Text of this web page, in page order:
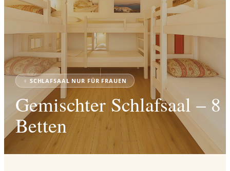
♀ SCHLAFSAAL NUR FÜR FRAUEN
Gemischter Schlafsaal – 8
Betten